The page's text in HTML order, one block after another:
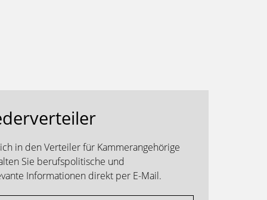
in den Verteiler für Kammerangehörige
Sie berufspolitische und
Informationen direkt per E-Mail.